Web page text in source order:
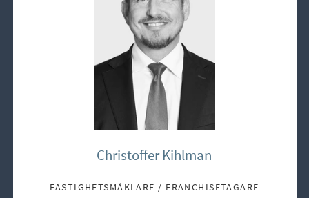
Christoffer Kihlman
FASTIGHETSMÄKLARE / FRANCHISETAGARE